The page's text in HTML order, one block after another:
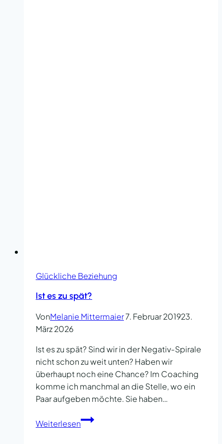
Glückliche Beziehung
Ist es zu spät?
VonMelanie Mittermaier7. Februar 201923.
März 2026
Ist es zu spät? Sind wir in der Negativ-Spirale
nicht schon zu weit unten? Haben wir
überhaupt noch eine Chance? Im Coaching
komme ich manchmal an die Stelle, wo ein
Paar aufgeben möchte. Sie haben…
WeiterlesenIst
es